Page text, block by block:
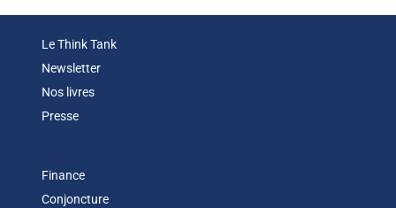
Le Think Tank
Newsletter
Nos livres
Presse
Finance
Conjoncture